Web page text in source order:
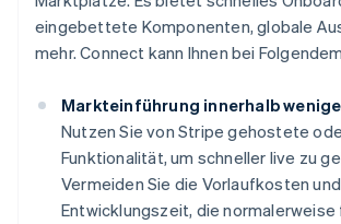
eingebettete Komponenten, globale
mehr. Connect kann Ihnen bei
Markteinführung innerhalb
Nutzen Sie von Stripe gehostete
Funktionalität, um schneller live zu
Vermeiden Sie die Vorlaufkosten
Entwicklungszeit, die normalerweise